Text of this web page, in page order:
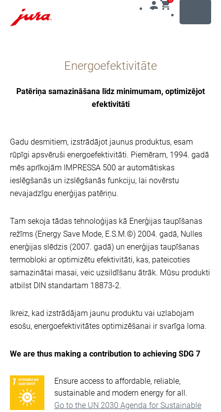
Energoefektivitāte
Patēriņa samazināšana līdz minimumam, optimizējot
efektivitāti
Gadu desmitiem, izstrādājot jaunus produktus, esam
rūpīgi apsvēruši energoefektivitāti. Piemēram, 1994. gadā
mēs aprīkojām IMPRESSA 500 ar automātiskas
ieslēgšanās un izslēgšanās funkciju, lai novērstu
nevajadzīgu enerģijas patēriņu.
Tam sekoja tādas tehnoloģijas kā Enerģijas taupīšanas
režīms (Energy Save Mode, E.S.M.©) 2004. gadā, Nulles
enerģijas slēdzis (2007. gadā) un enerģijas taupīšanas
termobloki ar optimizētu efektivitāti, kas, pateicoties
samazinātai masai, veic uzsildīšanu ātrāk. Mūsu produkti
atbilst DIN standartam 18873-2.
Ikreiz, kad izstrādājam jaunu produktu vai uzlabojam
esošu, energoefektivitātes optimizēšanai ir svarīga loma.
We are thus making a contribution to achieving SDG 7
Ensure access to affordable, reliable,
sustainable and modern energy for all.
Go to the UN 2030 Agenda for Sustainable